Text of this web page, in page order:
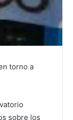
torno a
sobre los